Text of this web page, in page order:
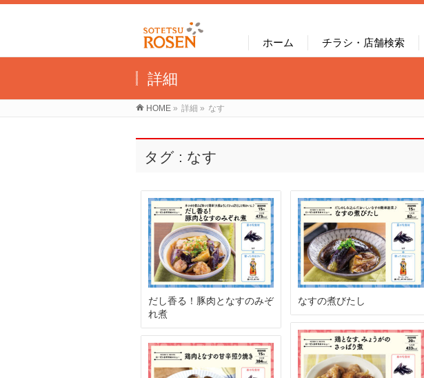
ホーム チラシ・店舗検索
詳細
HOME » 詳細 » なす
タグ : なす
だし香る！豚肉となすのみぞ
れ煮
なすの煮びたし